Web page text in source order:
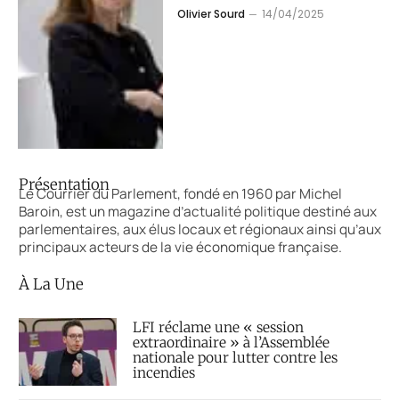
Olivier Sourd 14/04/2025
Présentation
Le Courrier du Parlement, fondé en 1960 par Michel
Baroin, est un magazine d’actualité politique destiné aux
parlementaires, aux élus locaux et régionaux ainsi qu’aux
principaux acteurs de la vie économique française.
À La Une
LFI réclame une « session
extraordinaire » à l’Assemblée
nationale pour lutter contre les
incendies